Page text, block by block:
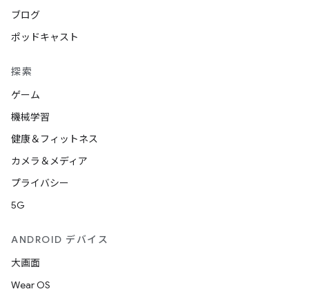
ブログ
ポッドキャスト
探索
ゲーム
機械学習
健康＆フィットネス
カメラ＆メディア
プライバシー
5G
ANDROID デバイス
大画面
Wear OS